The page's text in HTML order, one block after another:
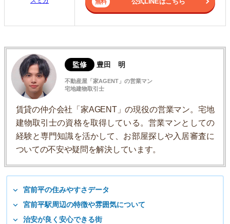
監修 豊田 明
不動産屋「家AGENT」の営業マン
宅地建物取引士
賃貸の仲介会社「家AGENT」の現役の営業マン。宅地
建物取引士の資格を取得している。営業マンとしての
経験と専門知識を活かして、お部屋探しや入居審査に
ついての不安や疑問を解決しています。
宮前平の住みやすさデータ
宮前平駅周辺の特徴や雰囲気について
治安が良く安心できる街